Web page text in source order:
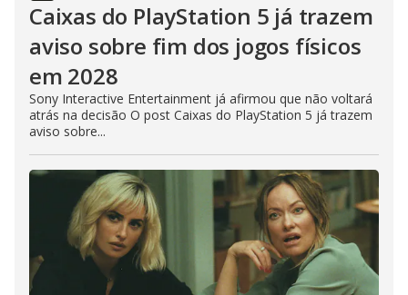
Caixas do PlayStation 5 já trazem
aviso sobre fim dos jogos físicos
em 2028
Sony Interactive Entertainment já afirmou que não voltará
atrás na decisão O post Caixas do PlayStation 5 já trazem
aviso sobre...